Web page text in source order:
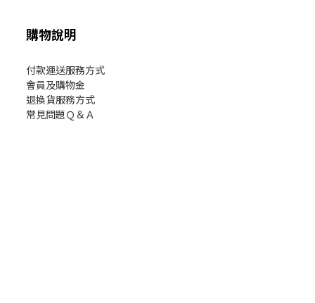
購物說明
付款運送服務方式
會員及購物金
退換貨服務方式
常見問題Ｑ＆Ａ